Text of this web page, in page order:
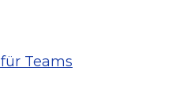
Teams